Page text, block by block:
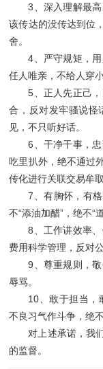
3、深入理解最
该传达的没传达到位
舍。
4、严守规矩，
任人唯亲，不给人穿小
5、正人先正己
合，反对发牢骚说怪
见，不只听好话。
6、干净干事，
吃里扒外，绝不通过
传化进行关联交易牟取
7、有胸怀，有
不“添油加醋”，绝不“
8、工作讲效率
费用科学管理，反对
9、尊重规则，
辱骂。
10、敢于担当，
不良习气作斗争，绝
对上述承诺，我
的监督。